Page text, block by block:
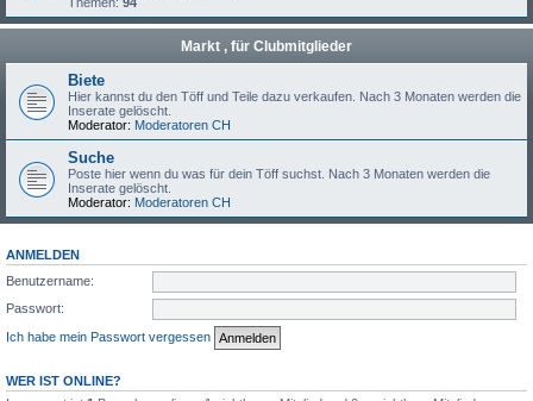
Markt , für Clubmitglieder
Biete
Hier kannst du den Töff und Teile dazu verkaufen. Nach 3 Monaten werden die
Inserate gelöscht.
Moderator: Moderatoren CH
Suche
Poste hier wenn du was für dein Töff suchst. Nach 3 Monaten werden die
Inserate gelöscht.
Moderator: Moderatoren CH
ANMELDEN
Benutzername:
Passwort:
Ich habe mein Passwort vergessen
WER IST ONLINE?